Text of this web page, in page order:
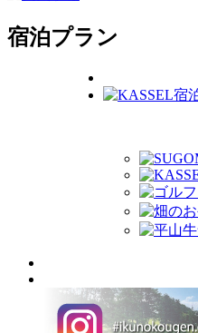
宿泊プラン